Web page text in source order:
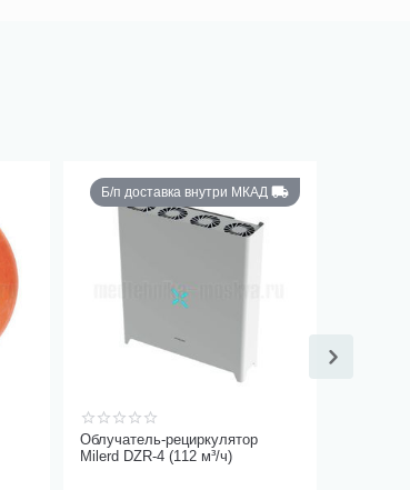
Б/п доставка внутри МКАД
Облучатель-рециркулятор
Milerd DZR-4 (112 м³/ч)